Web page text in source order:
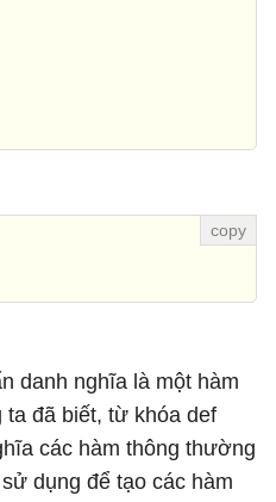
danh nghĩa là một hàm
ta đã biết, từ khóa def
các hàm thông thường
dụng để tạo các hàm